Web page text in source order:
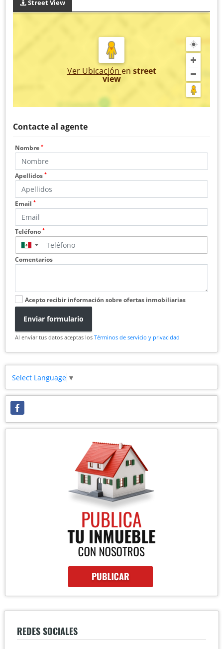
Street View
Ver Ubicación en street
view
Contacte al agente
Nombre *
Apellidos *
Email *
Teléfono *
▼
Comentarios
Acepto recibir información sobre ofertas inmobiliarias
Enviar formulario
Al enviar tus datos aceptas los Términos de servicio y privacidad
Select Language ▼
Facebook
REDES SOCIALES